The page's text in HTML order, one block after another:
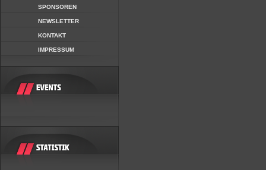
SPONSOREN
NEWSLETTER
KONTAKT
IMPRESSUM